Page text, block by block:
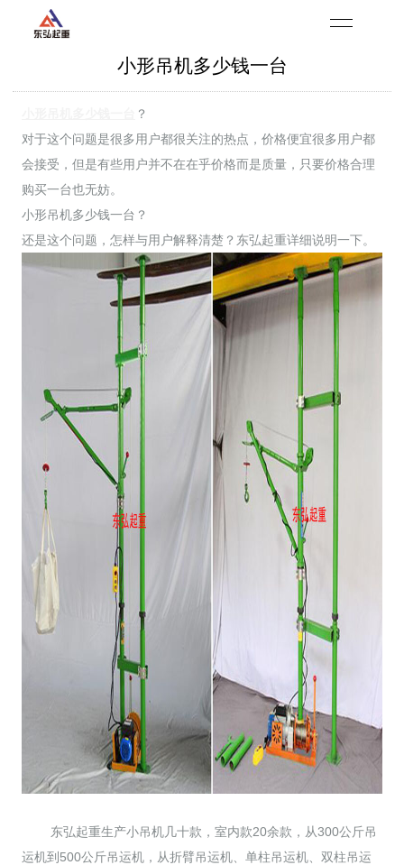
小形吊机多少钱一台
？
对于这个问题是很多用户都很关注的热点，价格便宜很多用户都
会接受，但是有些用户并不在在乎价格而是质量，只要价格合理
购买一台也无妨。
小形吊机多少钱一台？
还是这个问题，怎样与用户解释清楚？东弘起重详细说明一下。
东弘起重生产小吊机几十款，室内款20余款，从300公斤吊
运机到500公斤吊运机，从折臂吊运机、单柱吊运机、双柱吊运